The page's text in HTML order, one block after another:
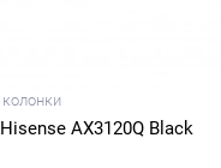
AX3120Q Black